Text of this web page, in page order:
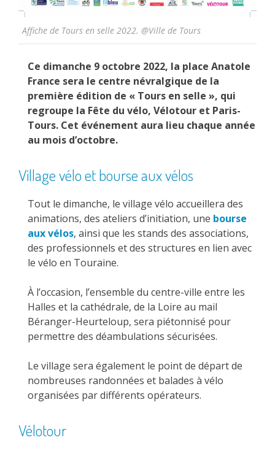
Affiche de Tours en selle 2022. @Ville de Tours
Ce dimanche 9 octobre 2022, la place Anatole
France sera le centre névralgique de la
première édition de « Tours en selle », qui
regroupe la Fête du vélo, Vélotour et Paris-
Tours. Cet événement aura lieu chaque année
au mois d’octobre.
Village vélo et bourse aux vélos
Tout le dimanche, le village vélo accueillera des
animations, des ateliers d’initiation, une bourse
aux vélos, ainsi que les stands des associations,
des professionnels et des structures en lien avec
le vélo en Touraine.
À l’occasion, l’ensemble du centre-ville entre les
Halles et la cathédrale, de la Loire au mail
Béranger-Heurteloup, sera piétonnisé pour
permettre des déambulations sécurisées.
Le village sera également le point de départ de
nombreuses randonnées et balades à vélo
organisées par différents opérateurs.
Vélotour